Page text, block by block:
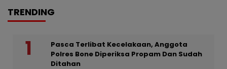
TRENDING
Pasca Terlibat Kecelakaan, Anggota
Polres Bone Diperiksa Propam Dan Sudah
Ditahan